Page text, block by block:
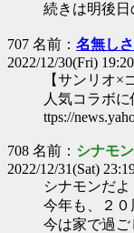
続きは明後日
707 名前： 名無し
2022/12/30(Fri) 19:20
【サンリオ×
人気コラボ
ttps://
708 名前： シナモ
2022/12/31(Sat)
シナモンだよ
今年も、２０
今は家で過ご